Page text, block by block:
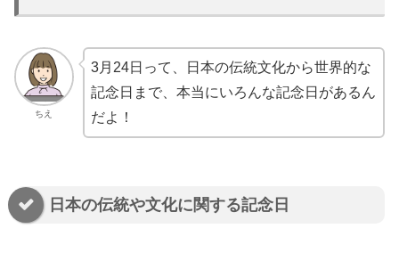
ちえ
3月24日って、日本の伝統文化から世界的な
記念日まで、本当にいろんな記念日があるん
だよ！
日本の伝統や文化に関する記念日